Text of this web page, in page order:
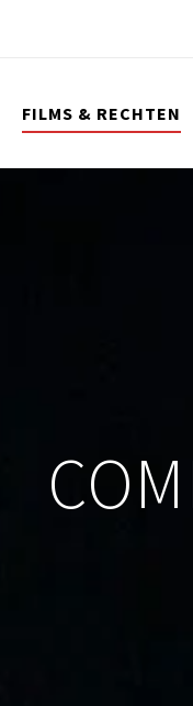
FILMS & RECHTEN